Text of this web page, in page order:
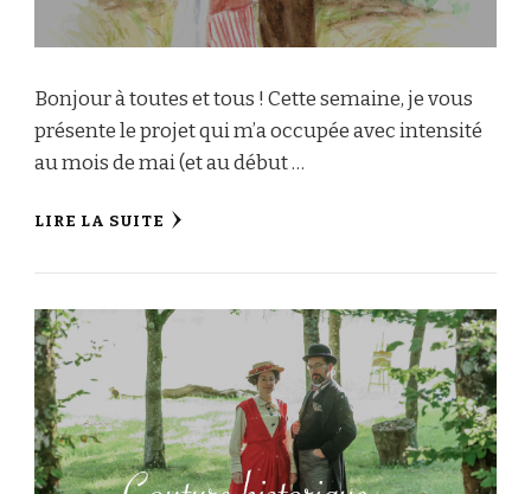
Bonjour à toutes et tous ! Cette semaine, je vous
présente le projet qui m’a occupée avec intensité
au mois de mai (et au début …
LIRE LA SUITE